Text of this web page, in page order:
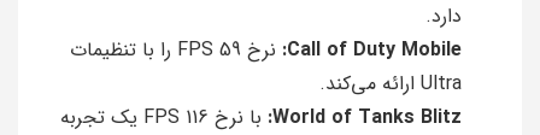
دارد.
Call of Duty Mobile:
نرخ 59 FPS را با تنظیمات
Ultra ارائه می‌کند.
World of Tanks Blitz:
با نرخ 116 FPS یک تجربه